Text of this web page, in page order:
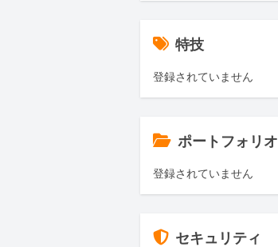
特技
登録されていません
ポートフォリオ
登録されていません
セキュリティ